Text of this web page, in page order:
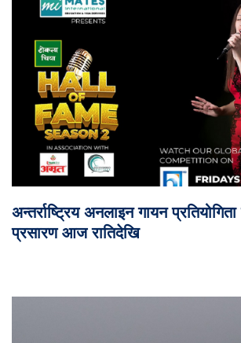
अन्तर्राष्ट्रिय अनलाइन गायन
प्रसारण आज रातिदेखि